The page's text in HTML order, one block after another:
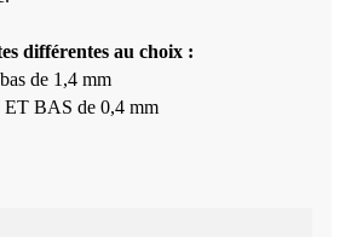
différentes au choix :
de 1,4 mm
BAS de 0,4 mm